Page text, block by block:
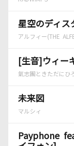
星空のディス
アルフィー(THE
[生音]ウィー
氣志團ときただにひ
未来図
マルシィ
Payphone